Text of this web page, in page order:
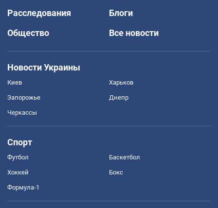
Расследования
Блоги
Общество
Все новости
Новости Украины
Киев Харьков
Запорожье Днепр
Черкассы
Спорт
Футбол Баскетбол
Хоккей Бокс
Формула-1